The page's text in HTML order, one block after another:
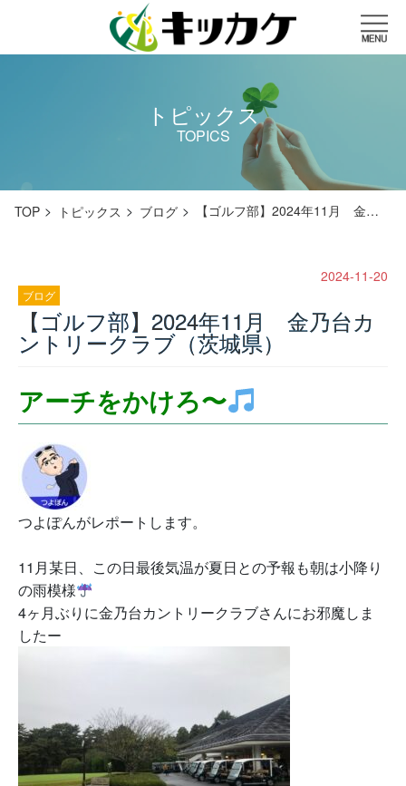
トピックス
TOPICS
TOP トピックス ブログ 【ゴルフ部】2024年11月 金…
2024-11-20
ブログ
【ゴルフ部】2024年11月 金乃台カ
ントリークラブ（茨城県）
アーチをかけろ〜
つよぽんがレポートします。
11月某日、この日最後気温が夏日との予報も朝は小降り
の雨模様
4ヶ月ぶりに金乃台カントリークラブさんにお邪魔しま
したー